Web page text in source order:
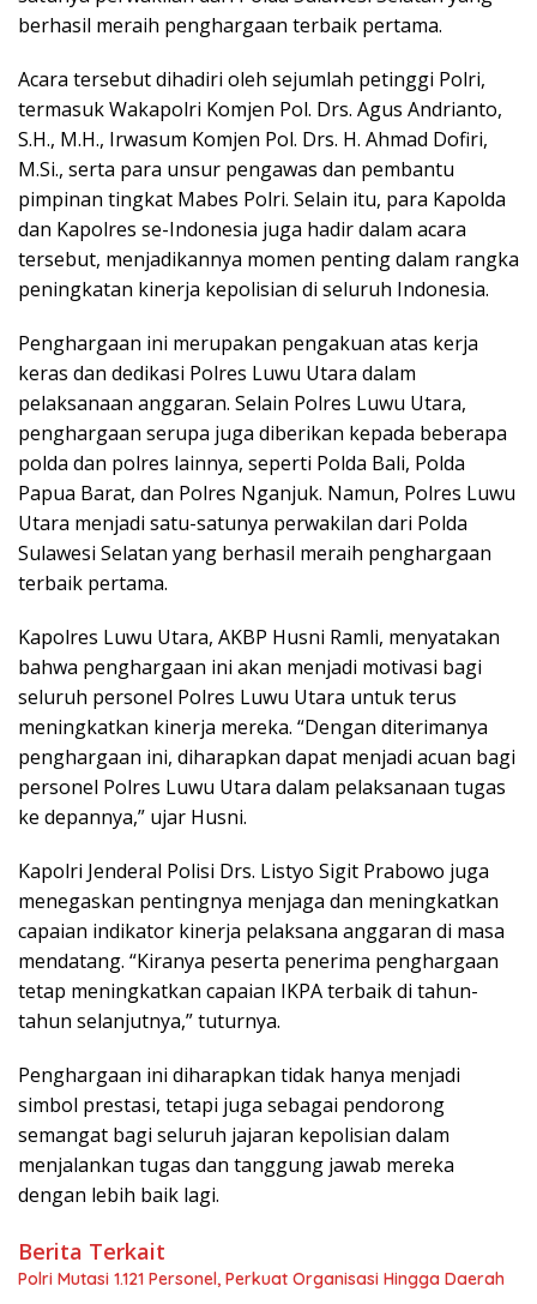
berhasil meraih penghargaan terbaik pertama.
Acara tersebut dihadiri oleh sejumlah petinggi Polri,
termasuk Wakapolri Komjen Pol. Drs. Agus Andrianto,
S.H., M.H., Irwasum Komjen Pol. Drs. H. Ahmad Dofiri,
M.Si., serta para unsur pengawas dan pembantu
pimpinan tingkat Mabes Polri. Selain itu, para Kapolda
dan Kapolres se-Indonesia juga hadir dalam acara
tersebut, menjadikannya momen penting dalam rangka
peningkatan kinerja kepolisian di seluruh Indonesia.
Penghargaan ini merupakan pengakuan atas kerja
keras dan dedikasi Polres Luwu Utara dalam
pelaksanaan anggaran. Selain Polres Luwu Utara,
penghargaan serupa juga diberikan kepada beberapa
polda dan polres lainnya, seperti Polda Bali, Polda
Papua Barat, dan Polres Nganjuk. Namun, Polres Luwu
Utara menjadi satu-satunya perwakilan dari Polda
Sulawesi Selatan yang berhasil meraih penghargaan
terbaik pertama.
Kapolres Luwu Utara, AKBP Husni Ramli, menyatakan
bahwa penghargaan ini akan menjadi motivasi bagi
seluruh personel Polres Luwu Utara untuk terus
meningkatkan kinerja mereka. “Dengan diterimanya
penghargaan ini, diharapkan dapat menjadi acuan bagi
personel Polres Luwu Utara dalam pelaksanaan tugas
ke depannya,” ujar Husni.
Kapolri Jenderal Polisi Drs. Listyo Sigit Prabowo juga
menegaskan pentingnya menjaga dan meningkatkan
capaian indikator kinerja pelaksana anggaran di masa
mendatang. “Kiranya peserta penerima penghargaan
tetap meningkatkan capaian IKPA terbaik di tahun-
tahun selanjutnya,” tuturnya.
Penghargaan ini diharapkan tidak hanya menjadi
simbol prestasi, tetapi juga sebagai pendorong
semangat bagi seluruh jajaran kepolisian dalam
menjalankan tugas dan tanggung jawab mereka
dengan lebih baik lagi.
Berita Terkait
Polri Mutasi 1.121 Personel, Perkuat Organisasi Hingga Daerah